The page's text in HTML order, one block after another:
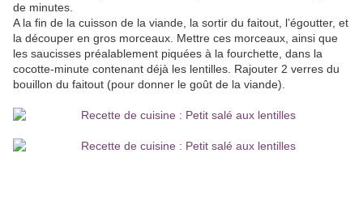
de minutes.
A la fin de la cuisson de la viande, la sortir du faitout, l’égoutter, et
la découper en gros morceaux. Mettre ces morceaux, ainsi que
les saucisses préalablement piquées à la fourchette, dans la
cocotte-minute contenant déjà les lentilles. Rajouter 2 verres du
bouillon du faitout (pour donner le goût de la viande).